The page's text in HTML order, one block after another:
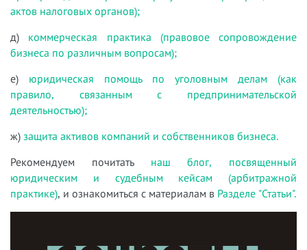
актов налоговых органов);
д) коммерческая практика (правовое сопровождение
бизнеса по различным вопросам);
е) юридическая помощь по уголовным делам (как
правило, связанным с предпринимательской
деятельностью);
ж) защита активов компаний и собственников бизнеса.
Рекомендуем почитать наш блог, посвященный
юридическим и судебным кейсам (арбитражной
практике), и ознакомиться с материалам в Разделе "Статьи".